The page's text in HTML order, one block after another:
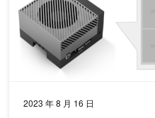
2023 年 8 月 16 日